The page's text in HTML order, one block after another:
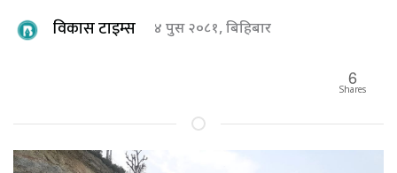
विकास टाइम्स ४ पुस २०८१, बिहिबार
6
Shares